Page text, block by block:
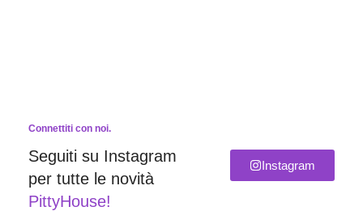
Connettiti con noi.
Seguiti su Instagram
per tutte le novità
PittyHouse!
Instagram